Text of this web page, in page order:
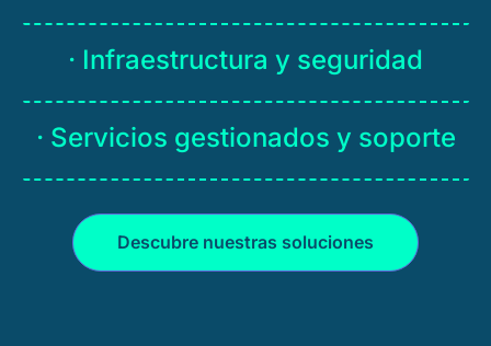
· Infraestructura y seguridad
· Servicios gestionados y soporte
Descubre nuestras soluciones